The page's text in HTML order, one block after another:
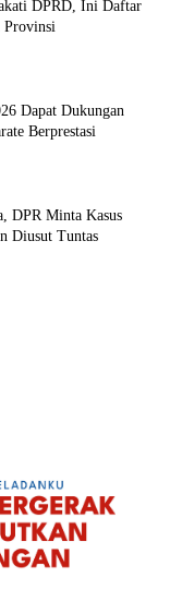
DPRD, Ini Daftar
Provinsi
Dapat Dukungan
Berprestasi
DPR Minta Kasus
Diusut Tuntas